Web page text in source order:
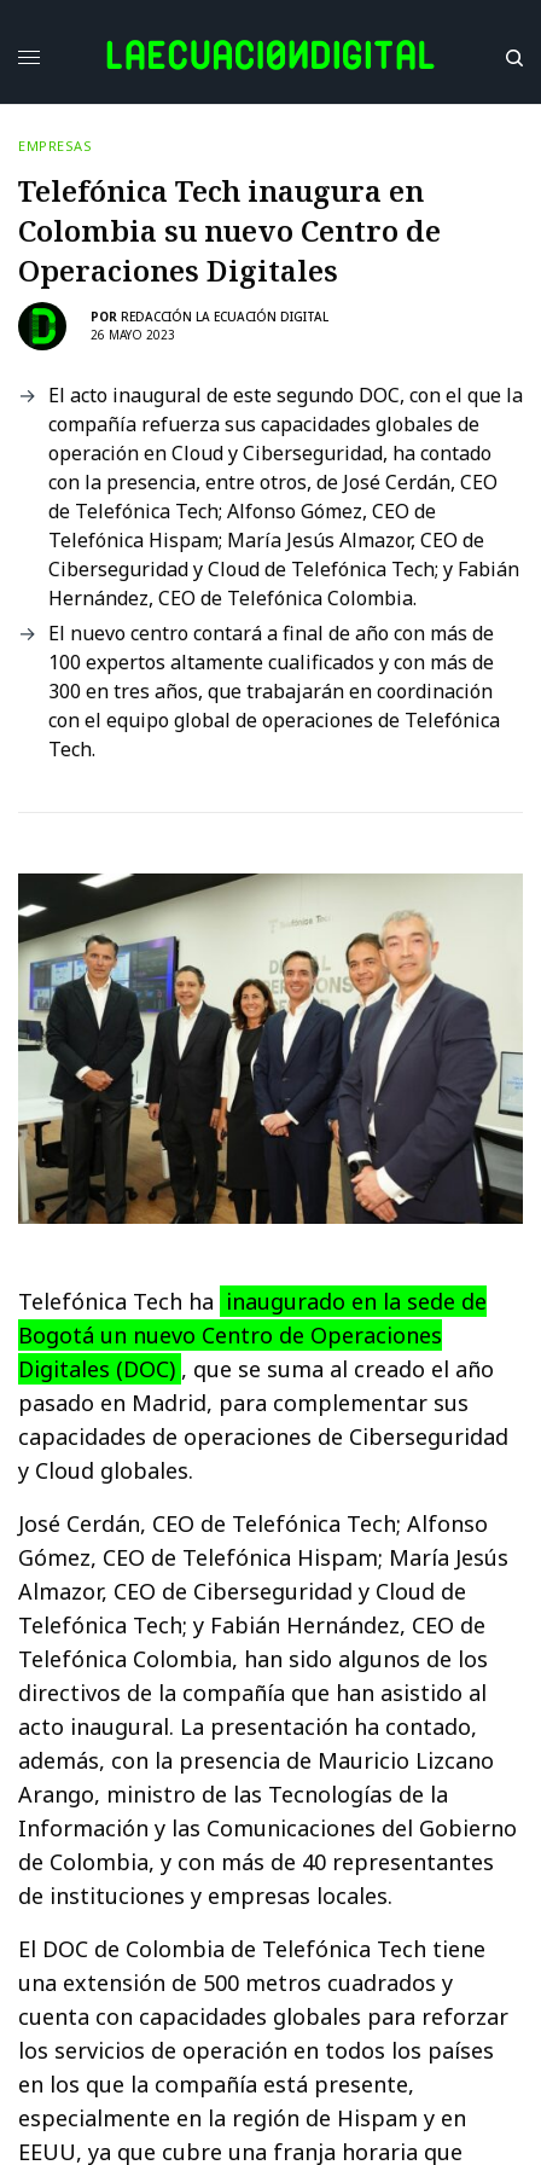
EMPRESAS
Telefónica Tech inaugura en
Colombia su nuevo Centro de
Operaciones Digitales
POR REDACCIÓN LA ECUACIÓN DIGITAL
26 MAYO 2023
El acto inaugural de este segundo DOC, con el que la
compañía refuerza sus capacidades globales de
operación en Cloud y Ciberseguridad, ha contado
con la presencia, entre otros, de José Cerdán, CEO
de Telefónica Tech; Alfonso Gómez, CEO de
Telefónica Hispam; María Jesús Almazor, CEO de
Ciberseguridad y Cloud de Telefónica Tech; y Fabián
Hernández, CEO de Telefónica Colombia.
El nuevo centro contará a final de año con más de
100 expertos altamente cualificados y con más de
300 en tres años, que trabajarán en coordinación
con el equipo global de operaciones de Telefónica
Tech.
Telefónica Tech ha inaugurado en la sede de
Bogotá un nuevo Centro de Operaciones
Digitales (DOC) , que se suma al creado el año
pasado en Madrid, para complementar sus
capacidades de operaciones de Ciberseguridad
y Cloud globales.
José Cerdán, CEO de Telefónica Tech; Alfonso
Gómez, CEO de Telefónica Hispam; María Jesús
Almazor, CEO de Ciberseguridad y Cloud de
Telefónica Tech; y Fabián Hernández, CEO de
Telefónica Colombia, han sido algunos de los
directivos de la compañía que han asistido al
acto inaugural. La presentación ha contado,
además, con la presencia de Mauricio Lizcano
Arango, ministro de las Tecnologías de la
Información y las Comunicaciones del Gobierno
de Colombia, y con más de 40 representantes
de instituciones y empresas locales.
El DOC de Colombia de Telefónica Tech tiene
una extensión de 500 metros cuadrados y
cuenta con capacidades globales para reforzar
los servicios de operación en todos los países
en los que la compañía está presente,
especialmente en la región de Hispam y en
EEUU, ya que cubre una franja horaria que